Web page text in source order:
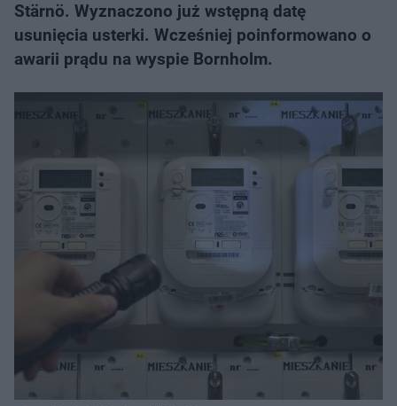
Stärnö. Wyznaczono już wstępną datę
usunięcia usterki. Wcześniej poinformowano o
awarii prądu na wyspie Bornholm.